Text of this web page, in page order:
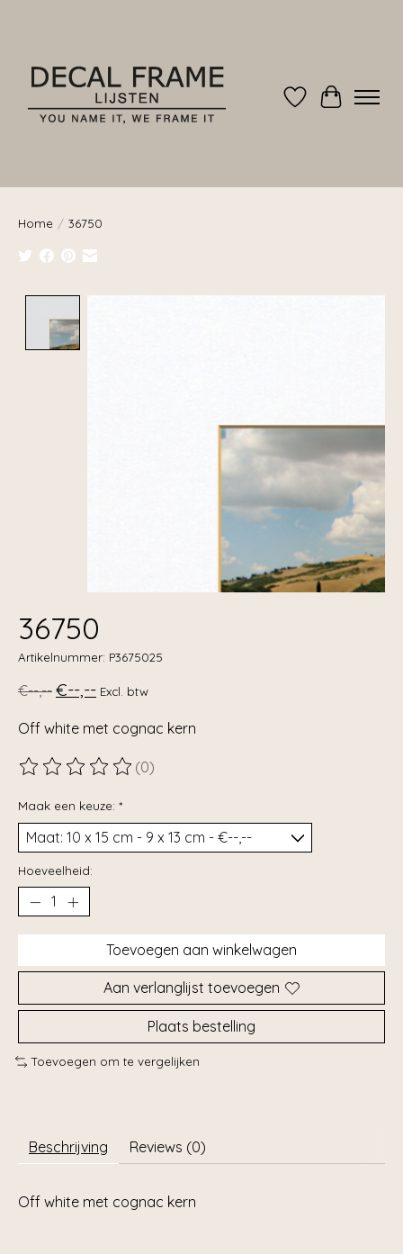
Verlanglijst
Home / 36750
36750
Artikelnummer: P3675025
€--,-- €--,-- Excl. btw
Off white met cognac kern
De beoordeling van dit product is
(0)
Maak een keuze: *
Hoeveelheid:
Toevoegen aan winkelwagen
Aan verlanglijst toevoegen
Plaats bestelling
Toevoegen om te vergelijken
Beschrijving Reviews (0)
Off white met cognac kern